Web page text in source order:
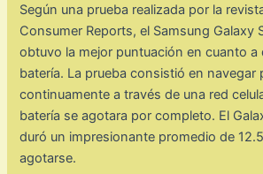
Según una prueba realizada por la
Consumer Reports, el Samsung Galaxy
obtuvo la mejor puntuación en cuanto a
batería. La prueba consistió en navegar
continuamente a través de una red
batería se agotara por completo. El
duró un impresionante promedio de
agotarse.